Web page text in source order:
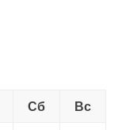
Сб Вс